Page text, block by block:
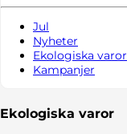
Jul
Nyheter
Ekologiska varor
Kampanjer
Ekologiska varor